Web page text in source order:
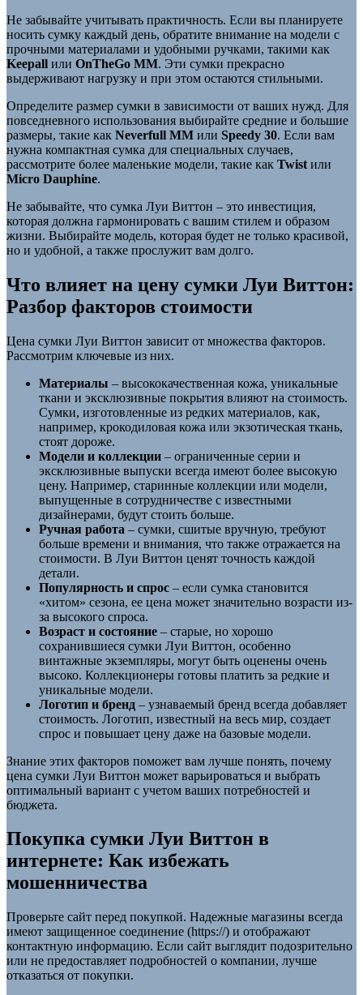
Не забывайте учитывать практичность. Если вы планируете
носить сумку каждый день, обратите внимание на модели с
прочными материалами и удобными ручками, такими как
Keepall или OnTheGo MM. Эти сумки прекрасно
выдерживают нагрузку и при этом остаются стильными.
Определите размер сумки в зависимости от ваших нужд. Для
повседневного использования выбирайте средние и большие
размеры, такие как Neverfull MM или Speedy 30. Если вам
нужна компактная сумка для специальных случаев,
рассмотрите более маленькие модели, такие как Twist или
Micro Dauphine.
Не забывайте, что сумка Луи Виттон – это инвестиция,
которая должна гармонировать с вашим стилем и образом
жизни. Выбирайте модель, которая будет не только красивой,
но и удобной, а также прослужит вам долго.
Что влияет на цену сумки Луи Виттон:
Разбор факторов стоимости
Цена сумки Луи Виттон зависит от множества факторов.
Рассмотрим ключевые из них.
Материалы – высококачественная кожа, уникальные
ткани и эксклюзивные покрытия влияют на стоимость.
Сумки, изготовленные из редких материалов, как,
например, крокодиловая кожа или экзотическая ткань,
стоят дороже.
Модели и коллекции – ограниченные серии и
эксклюзивные выпуски всегда имеют более высокую
цену. Например, старинные коллекции или модели,
выпущенные в сотрудничестве с известными
дизайнерами, будут стоить больше.
Ручная работа – сумки, сшитые вручную, требуют
больше времени и внимания, что также отражается на
стоимости. В Луи Виттон ценят точность каждой
детали.
Популярность и спрос – если сумка становится
«хитом» сезона, ее цена может значительно возрасти из-
за высокого спроса.
Возраст и состояние – старые, но хорошо
сохранившиеся сумки Луи Виттон, особенно
винтажные экземпляры, могут быть оценены очень
высоко. Коллекционеры готовы платить за редкие и
уникальные модели.
Логотип и бренд – узнаваемый бренд всегда добавляет
стоимость. Логотип, известный на весь мир, создает
спрос и повышает цену даже на базовые модели.
Знание этих факторов поможет вам лучше понять, почему
цена сумки Луи Виттон может варьироваться и выбрать
оптимальный вариант с учетом ваших потребностей и
бюджета.
Покупка сумки Луи Виттон в
интернете: Как избежать
мошенничества
Проверьте сайт перед покупкой. Надежные магазины всегда
имеют защищенное соединение (https://) и отображают
контактную информацию. Если сайт выглядит подозрительно
или не предоставляет подробностей о компании, лучше
отказаться от покупки.